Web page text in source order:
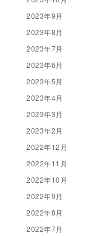
2023年9月
2023年8月
2023年7月
2023年6月
2023年5月
2023年4月
2023年3月
2023年2月
2022年12月
2022年11月
2022年10月
2022年9月
2022年8月
2022年7月